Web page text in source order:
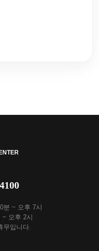
분 ~ 오후 7시
~ 오후 2시
무입니다.